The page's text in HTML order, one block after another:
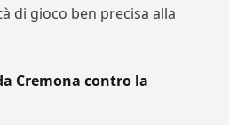
di gioco ben precisa alla
Cremona contro la